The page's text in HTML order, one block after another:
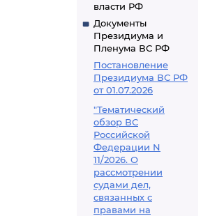
власти РФ
Документы
Президиума и
Пленума ВС РФ
Постановление
Президиума ВС РФ
от 01.07.2026
"Тематический
обзор ВС
Российской
Федерации N
11/2026. О
рассмотрении
судами дел,
связанных с
правами на